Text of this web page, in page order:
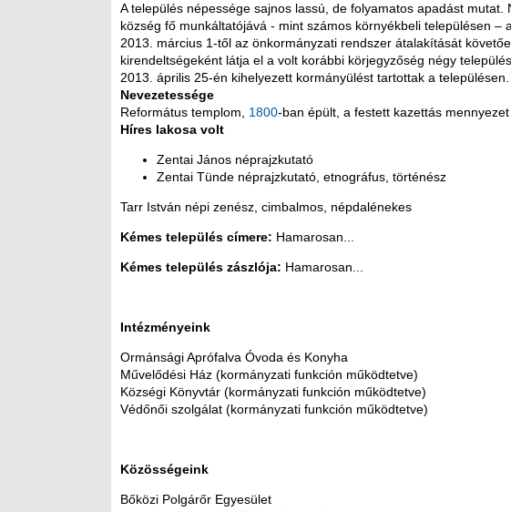
A település népessége sajnos lassú, de folyamatos apadást
község fő munkáltatójává - mint számos környékbeli településen –
2013. március 1-től az önkormányzati rendszer átalakítását
kirendeltségeként látja el a volt korábbi körjegyzőség négy
2013. április 25-én kihelyezett kormányülést tartottak a településen.
Nevezetessége
Református templom, 1800-ban épült, a festett kazettás mennyezet
Híres lakosa volt
Zentai János néprajzkutató
Zentai Tünde néprajzkutató, etnográfus, történész
Tarr István népi zenész, cimbalmos, népdalénekes
Kémes település címere: Hamarosan...
Kémes település zászlója: Hamarosan...
Intézményeink
Ormánsági Aprófalva Óvoda és Konyha
Művelődési Ház (kormányzati funkción működtetve)
Községi Könyvtár (kormányzati funkción működtetve)
Védőnői szolgálat (kormányzati funkción működtetve)
Közösségeink
Bőközi Polgárőr Egyesület